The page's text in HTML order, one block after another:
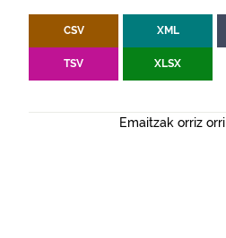
CSV XML
TSV XLSX
Emaitzak orriz orri